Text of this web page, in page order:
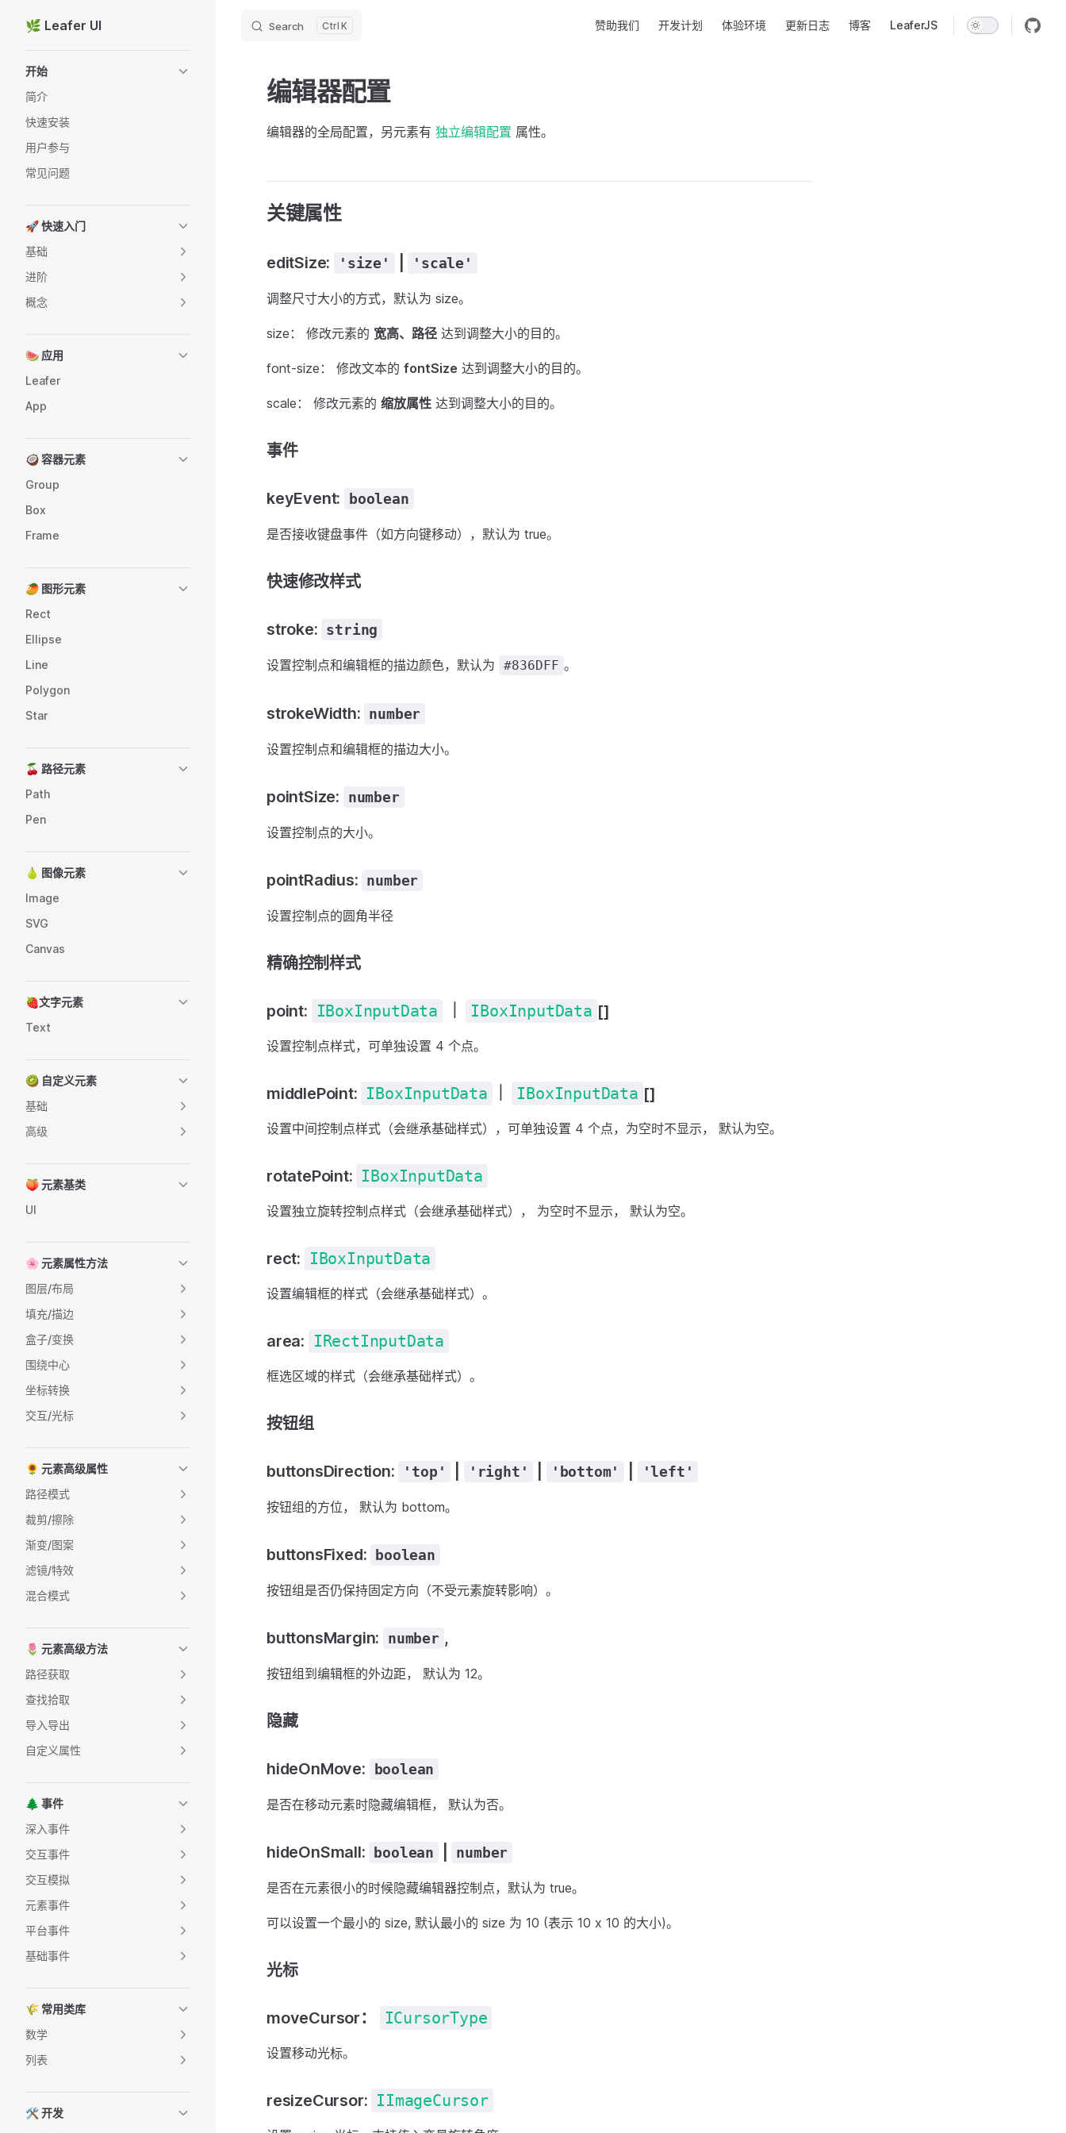
Skip to content
🌿 Leafer UI Search K 赞助我们 开发计划 体验环境 更新日志 博客 LeaferJS
开始
简介
快速安装
用户参与
常见问题
🚀 快速入门
基础
进阶
概念
🍉 应用
Leafer
App
🥥 容器元素
Group
Box
Frame
🥭 图形元素
Rect
Ellipse
Line
Polygon
Star
🍒 路径元素
Path
Pen
🍐 图像元素
Image
SVG
Canvas
🍓文字元素
Text
🥝 自定义元素
基础
高级
🍑 元素基类
UI
🌸 元素属性方法
图层/布局
填充/描边
盒子/变换
围绕中心
坐标转换
交互/光标
🌻 元素高级属性
路径模式
裁剪/擦除
渐变/图案
滤镜/特效
混合模式
🌷 元素高级方法
路径获取
查找拾取
导入导出
自定义属性
🌲 事件
深入事件
交互事件
交互模拟
元素事件
平台事件
基础事件
🌾 常用类库
数学
列表
🛠 开发
编辑器配置
编辑器的全局配置，另元素有 独立编辑配置 属性。
关键属性
editSize: 'size' 'scale'
调整尺寸大小的方式，默认为 size。
size： 修改元素的 宽高、路径 达到调整大小的目的。
font-size： 修改文本的 fontSize 达到调整大小的目的。
scale： 修改元素的 缩放属性 达到调整大小的目的。
事件
keyEvent: boolean
是否接收键盘事件（如方向键移动），默认为 true。
快速修改样式
stroke: string
设置控制点和编辑框的描边颜色，默认为 #836DFF 。
strokeWidth: number
设置控制点和编辑框的描边大小。
pointSize: number
设置控制点的大小。
pointRadius: number
设置控制点的圆角半径
精确控制样式
point: IBoxInputData IBoxInputData []
设置控制点样式，可单独设置 4 个点。
middlePoint: IBoxInputData IBoxInputData []
设置中间控制点样式（会继承基础样式），可单独设置 4 个点，为空时不显示， 默认为空。
rotatePoint: IBoxInputData
设置独立旋转控制点样式（会继承基础样式）， 为空时不显示， 默认为空。
rect: IBoxInputData
设置编辑框的样式（会继承基础样式）。
area: IRectInputData
框选区域的样式（会继承基础样式）。
按钮组
buttonsDirection: 'top' 'right' 'bottom' 'left'
按钮组的方位， 默认为 bottom。
buttonsFixed: boolean
按钮组是否仍保持固定方向（不受元素旋转影响）。
buttonsMargin: number ,
按钮组到编辑框的外边距， 默认为 12。
隐藏
hideOnMove: boolean
是否在移动元素时隐藏编辑框， 默认为否。
hideOnSmall: boolean number
是否在元素很小的时候隐藏编辑器控制点，默认为 true。
可以设置一个最小的 size, 默认最小的 size 为 10 (表示 10 x 10 的大小)。
光标
moveCursor： ICursorType
设置移动光标。
resizeCursor: IImageCursor